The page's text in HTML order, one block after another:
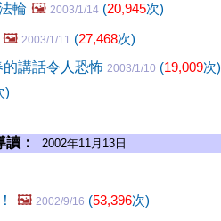
輪 🖼️ 2003/1/14 (20,945次)
🖼️ 2003/1/11 (27,468次)
講話令人恐怖 2003/1/10 (19,009次)
)
： 2002年11月13日
🖼️ 2002/9/16 (53,396次)